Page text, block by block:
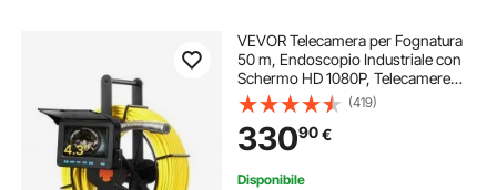
VEVOR Telecamera per Fognatura
50 m, Endoscopio Industriale con
Schermo HD 1080P, Telecamere
Idrauliche a Serpente Impermeabili
IP68 con 12 LED e Scheda da 16 GB
per Tubi di Condotta Fognaria
(419)
33090€
Disponibile